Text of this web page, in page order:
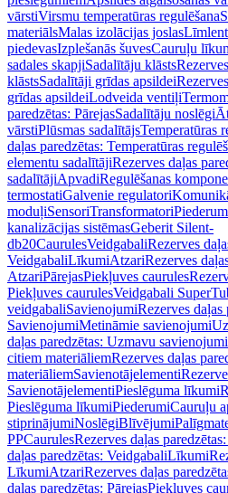
vārstiVirsmu temperatūras regulēšana
materiālsMalas izolācijas joslas
piedevasIzplešanās šuvesCauruļu
sadales skapjiSadalītāju klāsts
klāstsSadalītāji grīdas apsildei
grīdas apsildeiLodveida ventiļi
paredzētas: PārejasSadalītāju noslēgi
vārstiPlūsmas sadalītājsTemperatūras
daļas paredzētas: Temperatūras
elementu sadalītājiRezerves daļas
sadalītājiApvadiRegulēšanas
termostatiGalvenie regulatori
moduļiSensoriTransformatori
kanalizācijas sistēmasGeberit Silent-
db20CaurulesVeidgabaliRezerves
VeidgabaliLīkumiAtzariRezerves
AtzariPārejasPiekļuves caurules
Piekļuves caurulesVeidgabali
veidgabaliSavienojumiRezerves daļas
SavienojumiMetināmie savienojumi
daļas paredzētas: Uzmavu savienojumi
citiem materiāliemRezerves daļas
materiāliemSavienotājelementi
SavienotājelementiPieslēguma līkumi
Pieslēguma līkumiPiederumiCauruļu
stiprinājumiNoslēgiBlīvējumi
PPCaurulesRezerves daļas
daļas paredzētas: VeidgabaliLīkumi
LīkumiAtzariRezerves daļas
daļas paredzētas: PārejasPiekļuves